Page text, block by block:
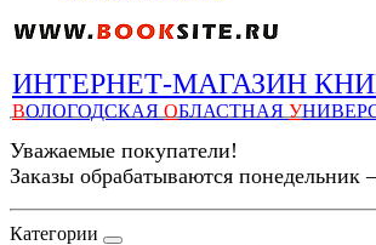
ИНТЕРНЕТ-МАГАЗИН
ВОЛОГОДСКАЯ ОБЛАСТНАЯ У
Уважаемые покупатели!
Заказы обрабатываются понедельник
Категории